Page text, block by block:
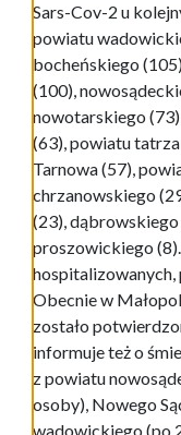
Sars-Cov-2 u
powiatu
bocheńskiego
(100),
nowotarskiego
(63), powiatu
Tarnowa (57),
chrzanowskiego
(23),
proszowickiego
hospitalizowanych,
Obecnie w
zostało
informuje też o
z powiatu
osoby), Nowego
wadowickiego (po